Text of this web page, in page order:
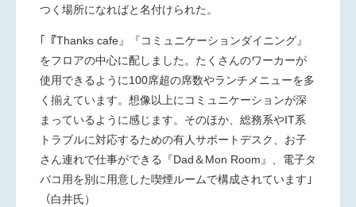
つく場所になればと名付けられた。
｢『Thanks cafe』『コミュニケーションダイニング』
をフロアの中心に配しました。たくさんのワーカーが
使用できるように100席超の席数やランチメニューを多
く揃えています。想像以上にコミュニケーションが深
まっているように感じます。そのほか、総務系やIT系
トラブルに対応するための有人サポートデスク、お子
さん連れで仕事ができる『Dad＆Mon Room』、電子タ
バコ用を別に用意した喫煙ルームで構成されています｣
（白井氏）